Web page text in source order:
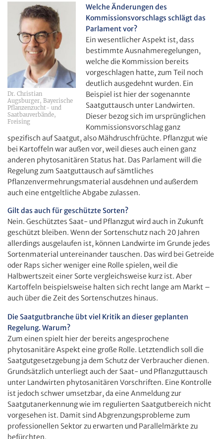
Dr. Christian
Augsburger, Bayerische
Pflanzenzucht- und
Saatbauverbände,
Freising
Welche Änderungen des
Kommissionsvorschlags schlägt das
Parlament vor?
Ein wesentlicher Aspekt ist, dass
bestimmte Ausnahmeregelungen,
welche die Kommission bereits
vorgeschlagen hatte, zum Teil noch
deutlich ausgedehnt wurden. Ein
Beispiel ist hier der sogenannte
Saatguttausch unter Landwirten.
Dieser bezog sich im ursprünglichen
Kommissionsvorschlag ganz
spezifisch auf Saatgut, also Mähdruschfrüchte. Pflanzgut wie
bei Kartoffeln war außen vor, weil dieses auch einen ganz
anderen phytosanitären Status hat. Das Parlament will die
Regelung zum Saatguttausch auf sämtliches
Pflanzenvermehrungsmaterial ausdehnen und außerdem
auch eine entgeltliche Abgabe zulassen.
Gilt das auch für geschützte Sorten?
Nein. Geschütztes Saat- und Pflanzgut wird auch in Zukunft
geschützt bleiben. Wenn der Sortenschutz nach 20 Jahren
allerdings ausgelaufen ist, können Landwirte im Grunde jedes
Sortenmaterial untereinander tauschen. Das wird bei Getreide
oder Raps sicher weniger eine Rolle spielen, weil die
Halbwertszeit einer Sorte vergleichsweise kurz ist. Aber
Kartoffeln beispielsweise halten sich recht lange am Markt –
auch über die Zeit des Sortenschutzes hinaus.
Die Saatgutbranche übt viel Kritik an dieser geplanten
Regelung. Warum?
Zum einen spielt hier der bereits angesprochene
phytosanitäre Aspekt eine große Rolle. Letztendlich soll die
Saatgutgesetzgebung ja dem Schutz der Verbraucher dienen.
Grundsätzlich unterliegt auch der Saat- und Pflanzguttausch
unter Landwirten phytosanitären Vorschriften. Eine Kontrolle
ist jedoch schwer umsetzbar, da eine Anmeldung zur
Saatgutanerkennung wie im regulierten Saatgutbereich nicht
vorgesehen ist. Damit sind Abgrenzungsprobleme zum
professionellen Sektor zu erwarten und Parallelmärkte zu
befürchten.